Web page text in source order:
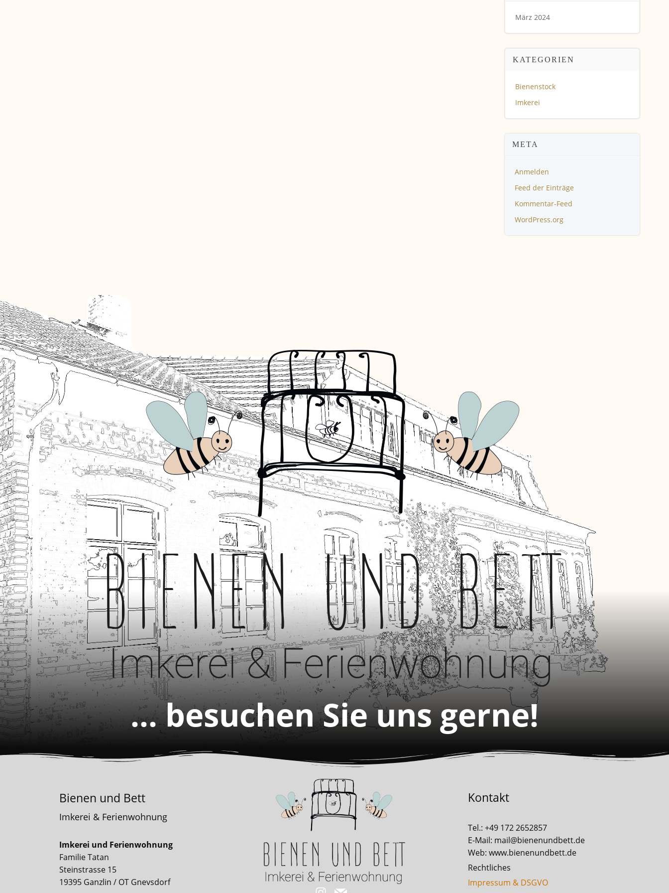
März 2024
KATEGORIEN
Bienenstock
Imkerei
META
Anmelden
Feed der Einträge
Kommentar-Feed
WordPress.org
... besuchen Sie uns gerne!
Bienen und Bett
Imkerei & Ferienwohnung
Imkerei und Ferienwohnung
Familie Tatan
Steinstrasse 15
19395 Ganzlin / OT Gnevsdorf
Kontakt
Tel.: +49 172 2652857
E-Mail: mail@bienenundbett.de
Web: www.bienenundbett.de
Rechtliches
Impressum & DSGVO